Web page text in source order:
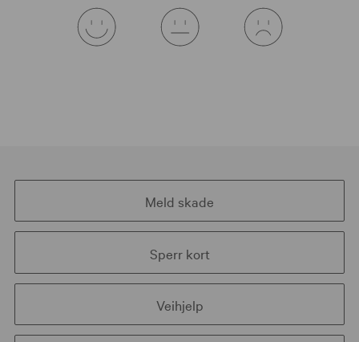
Meld skade
Sperr kort
Veihjelp